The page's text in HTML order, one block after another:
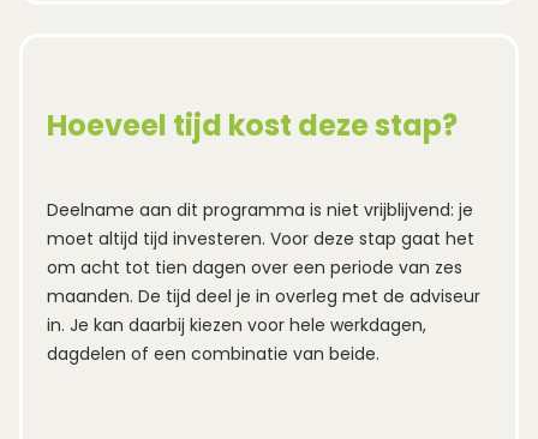
Hoeveel tijd kost deze stap?
Deelname aan dit programma is niet vrijblijvend: je
moet altijd tijd investeren. Voor deze stap gaat het
om acht tot tien dagen over een periode van zes
maanden. De tijd deel je in overleg met de adviseur
in. Je kan daarbij kiezen voor hele werkdagen,
dagdelen of een combinatie van beide.